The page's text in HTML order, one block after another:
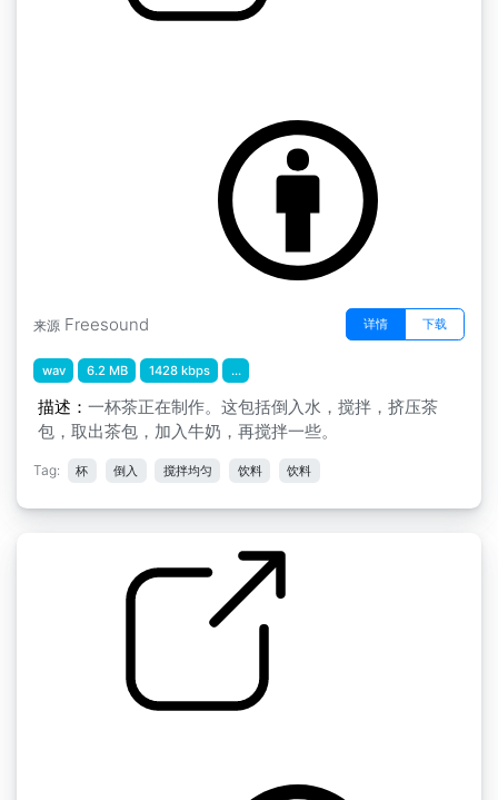
来源 Freesound 详情 下载
wav 6.2 MB 1428 kbps ...
描述： 一杯茶正在制作。这包括倒入水，搅拌，挤压茶
包，取出茶包，加入牛奶，再搅拌一些。
Tag: 杯 倒入 搅拌均匀 饮料 饮料